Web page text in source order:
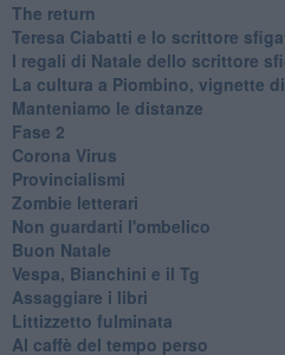
The return
Teresa Ciabatti e lo scrittore
I regali di Natale dello scrittore
La cultura a Piombino, vignette
Manteniamo le distanze
Fase 2
Corona Virus
Provincialismi
Zombie letterari
Non guardarti l'ombelico
Buon Natale
Vespa, Bianchini e il Tg
Assaggiare i libri
Littizzetto fulminata
Al caffè del tempo perso